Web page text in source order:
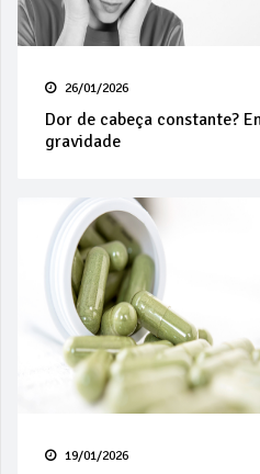
26/01/2026
Dor de cabeça constante?
gravidade
19/01/2026